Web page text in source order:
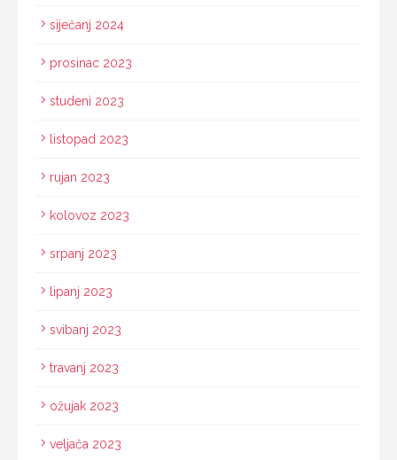
siječanj 2024
prosinac 2023
studeni 2023
listopad 2023
rujan 2023
kolovoz 2023
srpanj 2023
lipanj 2023
svibanj 2023
travanj 2023
ožujak 2023
veljača 2023